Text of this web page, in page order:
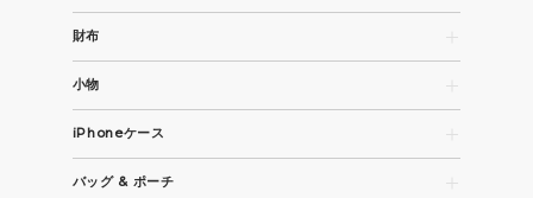
財布
カード / コインケース
小物
キーケース / キーホルダー
iPhoneケース
バッグ & ポーチ